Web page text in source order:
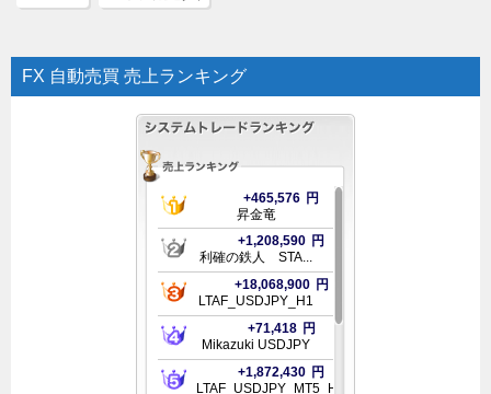
FX 自動売買 売上ランキング